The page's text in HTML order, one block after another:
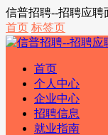
信普招聘--招聘应
首页 标签页
首页
个人中心
企业中心
招聘信息
就业指南